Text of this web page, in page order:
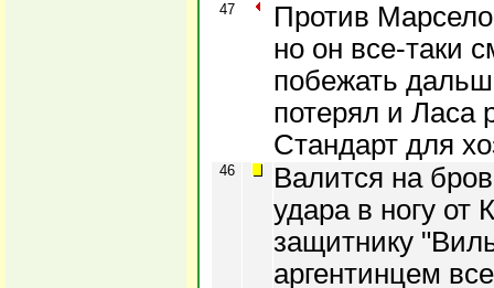
47
Против
но он все-таки
побежать
потерял и Ласа
Стандарт для
46
Валится на
удара в ногу от
защитнику
аргентинцем